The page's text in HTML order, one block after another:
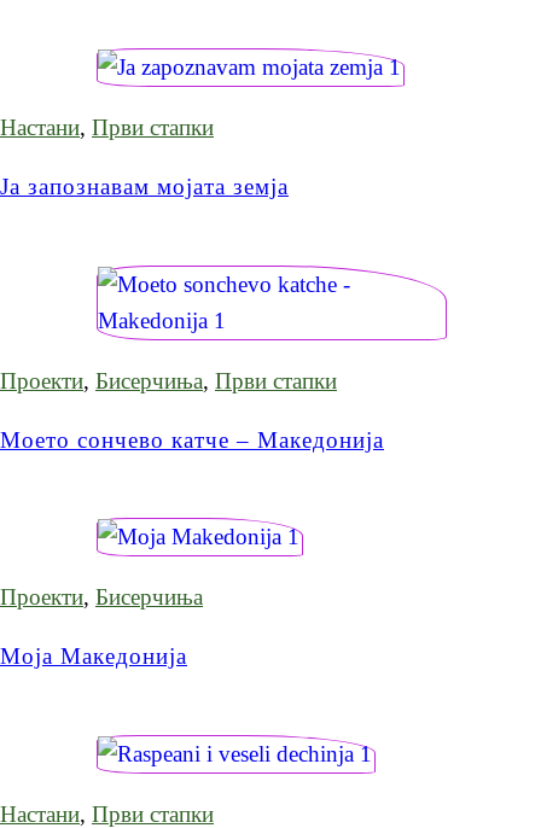
Настани, Први стапки
Ја запознавам мојата земја
Проекти, Бисерчиња, Први стапки
Моето сончево катче – Македонија
Проекти, Бисерчиња
Моја Македонија
Настани, Први стапки